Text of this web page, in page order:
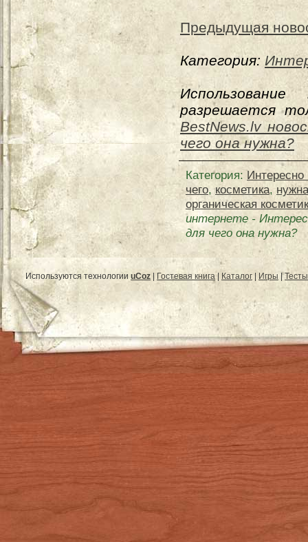
Предыдущая
Категория:
разрешается
BestNews.lv
чего она нужна?
Категория: Интересно
чего,косметика,
органическая
интернете -
для чего она нужна?
Используются технологии uCoz Гостевая книга| Каталог Игры |Тесты